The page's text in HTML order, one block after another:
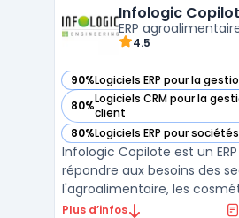
de l'entreprise. Avec Everwin
Infologic
ERP
4.5
90%Logiciels ERP pour la
— voir Infologic Copilote dans
80%Logiciels CRM pour la
client
— voir Infologic Copilote dans
80%Logiciels ERP pour
— voir Infologic Copilote dans
Infologic Copilote est un
répondre aux besoins des
l'agroalimentaire, les
l'horticulture. Ce logiciel
Plus d’infos